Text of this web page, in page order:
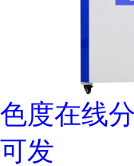
色度在线
可发